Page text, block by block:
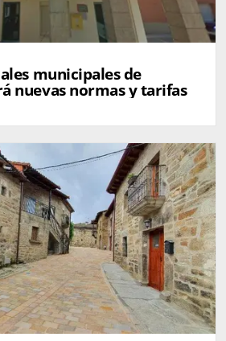
municipales de
nuevas normas y tarifas